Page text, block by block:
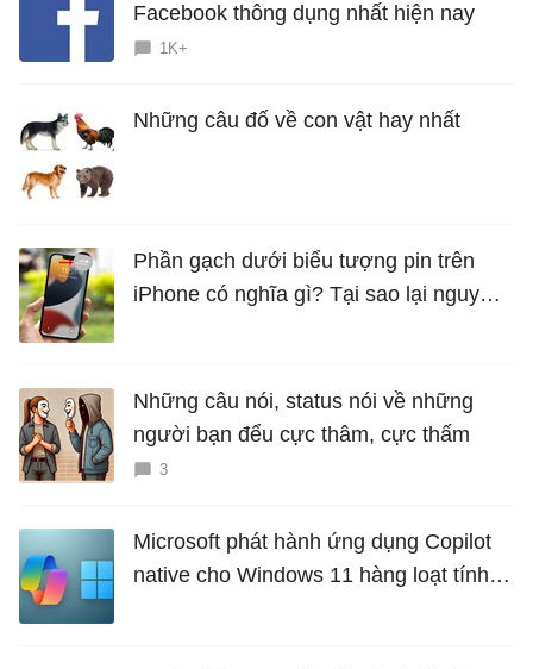
Facebook thông dụng nhất hiện nay
1K+
Những câu đố về con vật hay nhất
Phần gạch dưới biểu tượng pin trên
iPhone có nghĩa gì? Tại sao lại nguy
Những câu nói, status nói về những
người bạn đểu cực thâm, cực thấm
3
Microsoft phát hành ứng dụng Copilot
native cho Windows 11 hàng loạt tính